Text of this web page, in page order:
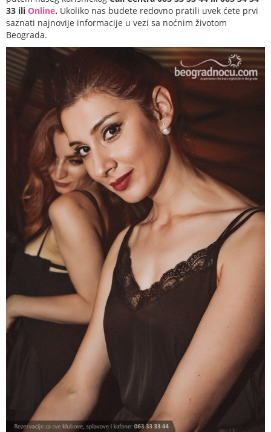
33 ili Online. Ukoliko nas budete redovno pratili uvek ćete prvi
saznati najnovije informacije u vezi sa noćnim životom
Beograda.